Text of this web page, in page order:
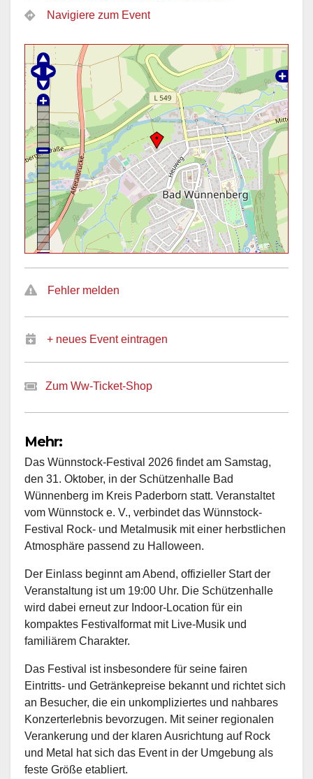
Navigiere zum Event
Fehler melden
+ neues Event eintragen
Zum Ww-Ticket-Shop
Mehr:
Das Wünnstock-Festival 2026 findet am Samstag,
den 31. Oktober, in der Schützenhalle Bad
Wünnenberg im Kreis Paderborn statt. Veranstaltet
vom Wünnstock e. V., verbindet das Wünnstock-
Festival Rock- und Metalmusik mit einer herbstlichen
Atmosphäre passend zu Halloween.
Der Einlass beginnt am Abend, offizieller Start der
Veranstaltung ist um 19:00 Uhr. Die Schützenhalle
wird dabei erneut zur Indoor-Location für ein
kompaktes Festivalformat mit Live-Musik und
familiärem Charakter.
Das Festival ist insbesondere für seine fairen
Eintritts- und Getränkepreise bekannt und richtet sich
an Besucher, die ein unkompliziertes und nahbares
Konzerterlebnis bevorzugen. Mit seiner regionalen
Verankerung und der klaren Ausrichtung auf Rock
und Metal hat sich das Event in der Umgebung als
feste Größe etabliert.